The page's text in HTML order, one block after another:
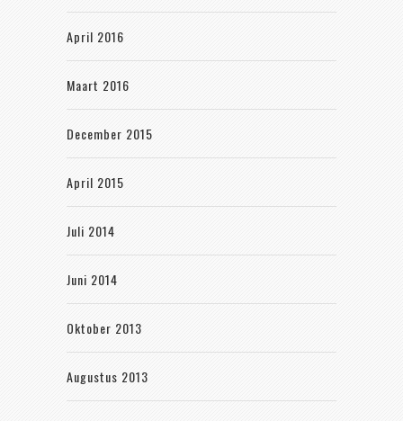
April 2016
Maart 2016
December 2015
April 2015
Juli 2014
Juni 2014
Oktober 2013
Augustus 2013